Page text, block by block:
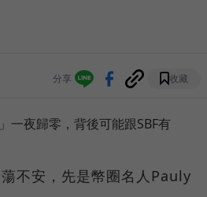
分享 收藏
一夜歸零，背後可能跟SBF有
不安，先是幣圈名人Pauly